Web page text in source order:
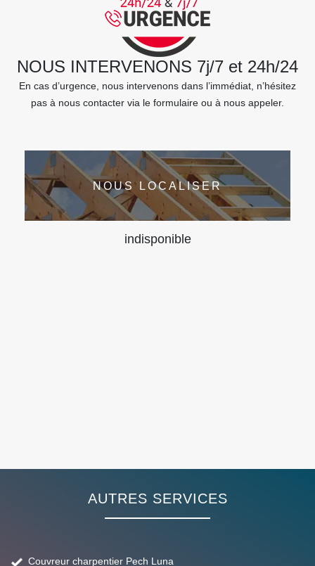
NOUS INTERVENONS 7j/7 et 24h/24
En cas d’urgence, nous intervenons dans l’immédiat, n’hésitez
pas à nous contacter via le formulaire ou à nous appeler.
NOUS LOCALISER
indisponible
AUTRES SERVICES
Couvreur charpentier Pech Luna